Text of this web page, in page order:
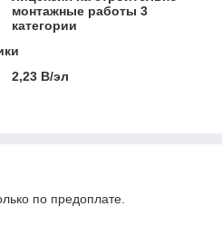
монтажные работы 3
категории
2,23 В/эл
по предоплате.